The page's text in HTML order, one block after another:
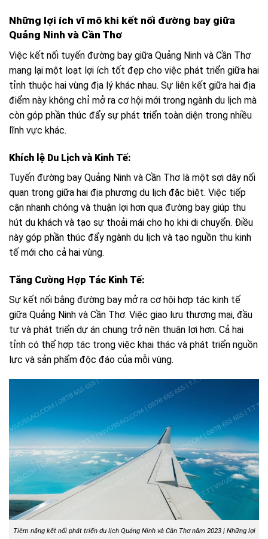
Những lợi ích vĩ mô khi kết nối đường bay giữa
Quảng Ninh và Cần Thơ
Việc kết nối tuyến đường bay giữa Quảng Ninh và Cần Thơ
mang lại một loạt lợi ích tốt đẹp cho việc phát triển giữa hai
tỉnh thuộc hai vùng địa lý khác nhau. Sự liên kết giữa hai địa
điểm này không chỉ mở ra cơ hội mới trong ngành du lịch mà
còn góp phần thúc đẩy sự phát triển toàn diện trong nhiều
lĩnh vực khác.
Khích lệ Du Lịch và Kinh Tế:
Tuyến đường bay Quảng Ninh và Cần Thơ là một sợi dây nối
quan trọng giữa hai địa phương du lịch đặc biệt. Việc tiếp
cận nhanh chóng và thuận lợi hơn qua đường bay giúp thu
hút du khách và tạo sự thoải mái cho họ khi di chuyển. Điều
này góp phần thúc đẩy ngành du lịch và tạo nguồn thu kinh
tế mới cho cả hai vùng.
Tăng Cường Hợp Tác Kinh Tế:
Sự kết nối bằng đường bay mở ra cơ hội hợp tác kinh tế
giữa Quảng Ninh và Cần Thơ. Việc giao lưu thương mại, đầu
tư và phát triển dự án chung trở nên thuận lợi hơn. Cả hai
tỉnh có thể hợp tác trong việc khai thác và phát triển nguồn
lực và sản phẩm độc đáo của mỗi vùng.
Tiềm năng kết nối phát triển du lịch Quảng Ninh và Cần Thơ năm 2023 | Những lợi